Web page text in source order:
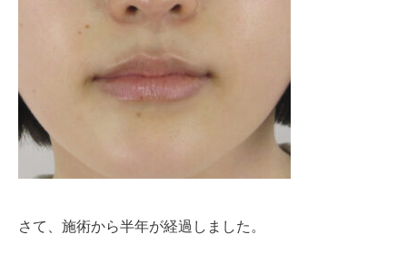
さて、施術から半年が経過しました。